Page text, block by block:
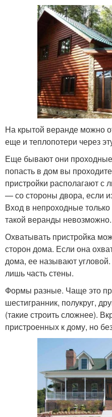
На крытой веранде можно
еще и теплопотери через
Еще бывают они проходные
попасть в дом вы
пристройки располагают с
— со стороны двора, если
Вход в непроходные
такой веранды невозможно.
Охватывать пристройка
сторон дома. Если она
дома, ее называют
лишь часть стены.
Формы разные. Чаще это
шестигранник, полукруг,
(такие строить сложнее).
пристроенных к дому, но